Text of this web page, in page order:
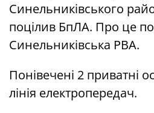
Синельниківського
поцілив БпЛА. Про це
Синельниківська РВА.
Понівечені 2 приватні
лінія електропередач.